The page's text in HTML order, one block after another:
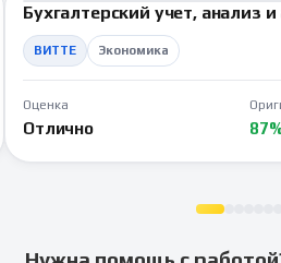
Бухгалтерский учет, анализ
ВИТТЕ Экономика
Оценка
Отлично